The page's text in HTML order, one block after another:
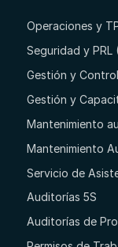
Operaciones y
Seguridad y PRL
Gestión y
Gestión y
Mantenimiento
Mantenimiento
Servicio de
Auditorías 5S
Auditorías de